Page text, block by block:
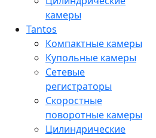
камеры
Tantos
Компактные камеры
Купольные камеры
Сетевые
регистраторы
Скоростные
поворотные камеры
Цилиндрические